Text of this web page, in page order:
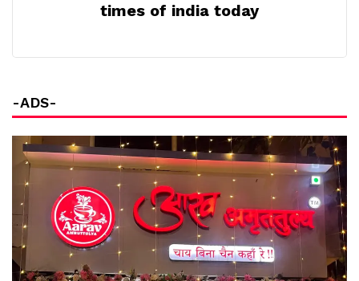
times of india today
-ADS-